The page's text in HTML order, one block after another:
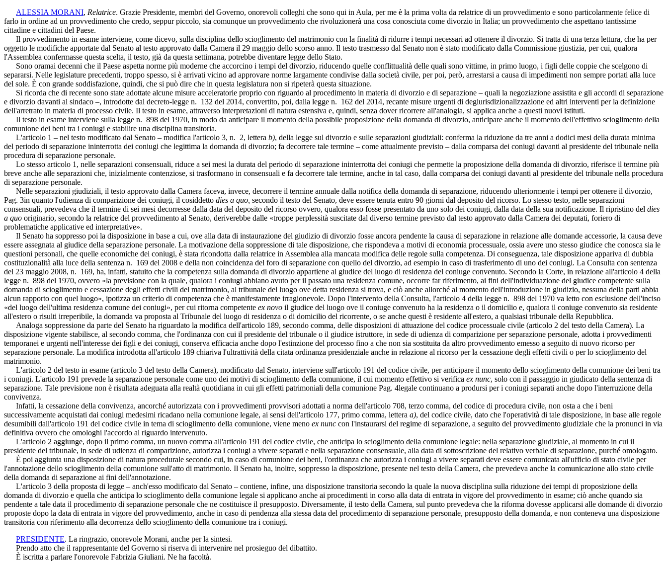
ALESSIA MORANI, Relatrice. Grazie Presidente, membri del Governo, onorevoli colleghi che sono qui in Aula, per me è la prima volta da relatrice di un provvedimento e sono particolarmente felice di
farlo in ordine ad un provvedimento che credo, seppur piccolo, sia comunque un provvedimento che rivoluzionerà una cosa conosciuta come divorzio in Italia; un provvedimento che aspettano tantissime
cittadine e cittadini del Paese.
Il provvedimento in esame interviene, come dicevo, sulla disciplina dello scioglimento del matrimonio con la finalità di ridurre i tempi necessari ad ottenere il divorzio. Si tratta di una terza lettura, che ha per
oggetto le modifiche apportate dal Senato al testo approvato dalla Camera il 29 maggio dello scorso anno. Il testo trasmesso dal Senato non è stato modificato dalla Commissione giustizia, per cui, qualora
l'Assemblea confermasse questa scelta, il testo, già da questa settimana, potrebbe diventare legge dello Stato.
Sono oramai decenni che il Paese aspetta norme più moderne che accorcino i tempi del divorzio, riducendo quelle conflittualità delle quali sono vittime, in primo luogo, i figli delle coppie che scelgono di
separarsi. Nelle legislature precedenti, troppo spesso, si è arrivati vicino ad approvare norme largamente condivise dalla società civile, per poi, però, arrestarsi a causa di impedimenti non sempre portati alla luce
del sole. È con grande soddisfazione, quindi, che si può dire che in questa legislatura non si ripeterà questa situazione.
Si ricorda che di recente sono state adottate alcune misure acceleratorie proprio con riguardo al procedimento in materia di divorzio e di separazione – quali la negoziazione assistita e gli accordi di separazione
e divorzio davanti al sindaco –, introdotte dal decreto-legge n. 132 del 2014, convertito, poi, dalla legge n. 162 del 2014, recante misure urgenti di degiurisdizionalizzazione ed altri interventi per la definizione
dell'arretrato in materia di processo civile. Il testo in esame, attraverso interpretazioni di natura estensiva e, quindi, senza dover ricorrere all'analogia, si applica anche a questi nuovi istituti.
Il testo in esame interviene sulla legge n. 898 del 1970, in modo da anticipare il momento della possibile proposizione della domanda di divorzio, anticipare anche il momento dell'effettivo scioglimento della
comunione dei beni tra i coniugi e stabilire una disciplina transitoria.
L'articolo 1 – nel testo modificato dal Senato – modifica l'articolo 3, n. 2, lettera b), della legge sul divorzio e sulle separazioni giudiziali: conferma la riduzione da tre anni a dodici mesi della durata minima
del periodo di separazione ininterrotta dei coniugi che legittima la domanda di divorzio; fa decorrere tale termine – come attualmente previsto – dalla comparsa dei coniugi davanti al presidente del tribunale nella
procedura di separazione personale.
Lo stesso articolo 1, nelle separazioni consensuali, riduce a sei mesi la durata del periodo di separazione ininterrotta dei coniugi che permette la proposizione della domanda di divorzio, riferisce il termine più
breve anche alle separazioni che, inizialmente contenziose, si trasformano in consensuali e fa decorrere tale termine, anche in tal caso, dalla comparsa dei coniugi davanti al presidente del tribunale nella procedura
di separazione personale.
Nelle separazioni giudiziali, il testo approvato dalla Camera faceva, invece, decorrere il termine annuale dalla notifica della domanda di separazione, riducendo ulteriormente i tempi per ottenere il divorzio,
Pag. 3in quanto l'udienza di comparizione dei coniugi, il cosiddetto dies a quo, secondo il testo del Senato, deve essere tenuta entro 90 giorni dal deposito del ricorso. Lo stesso testo, nelle separazioni
consensuali, prevedeva che il termine di sei mesi decorresse dalla data del deposito del ricorso ovvero, qualora esso fosse presentato da uno solo dei coniugi, dalla data della sua notificazione. Il ripristino del dies
a quo originario, secondo la relatrice del provvedimento al Senato, deriverebbe dalle «troppe perplessità suscitate dal diverso termine previsto dal testo approvato dalla Camera dei deputati, foriero di
problematiche applicative ed interpretative».
Il Senato ha soppresso poi la disposizione in base a cui, ove alla data di instaurazione del giudizio di divorzio fosse ancora pendente la causa di separazione in relazione alle domande accessorie, la causa deve
essere assegnata al giudice della separazione personale. La motivazione della soppressione di tale disposizione, che rispondeva a motivi di economia processuale, ossia avere uno stesso giudice che conosca sia le
questioni personali, che quelle economiche dei coniugi, è stata ricondotta dalla relatrice in Assemblea alla mancata modifica delle regole sulla competenza. Di conseguenza, tale disposizione appariva di dubbia
costituzionalità alla luce della sentenza n. 169 del 2008 e della non coincidenza del foro di separazione con quello del divorzio, ad esempio in caso di trasferimento di uno dei coniugi. La Consulta con sentenza
del 23 maggio 2008, n. 169, ha, infatti, statuito che la competenza sulla domanda di divorzio appartiene al giudice del luogo di residenza del coniuge convenuto. Secondo la Corte, in relazione all'articolo 4 della
legge n. 898 del 1970, ovvero «la previsione con la quale, qualora i coniugi abbiano avuto per il passato una residenza comune, occorre far riferimento, ai fini dell'individuazione del giudice competente sulla
domanda di scioglimento e cessazione degli effetti civili del matrimonio, al tribunale del luogo ove detta residenza si trova, e ciò anche allorché al momento dell'introduzione in giudizio, nessuna della parti abbia
alcun rapporto con quel luogo», ipotizza un criterio di competenza che è manifestamente irragionevole. Dopo l'intervento della Consulta, l'articolo 4 della legge n. 898 del 1970 va letto con esclusione dell'inciso
«del luogo dell'ultima residenza comune dei coniugi», per cui ritorna competente ex novo il giudice del luogo ove il coniuge convenuto ha la residenza o il domicilio e, qualora il coniuge convenuto sia residente
all'estero o risulti irreperibile, la domanda va proposta al Tribunale del luogo di residenza o di domicilio del ricorrente, o se anche questi è residente all'estero, a qualsiasi tribunale della Repubblica.
Analoga soppressione da parte del Senato ha riguardato la modifica dell'articolo 189, secondo comma, delle disposizioni di attuazione del codice processuale civile (articolo 2 del testo della Camera). La
disposizione vigente stabilisce, al secondo comma, che l'ordinanza con cui il presidente del tribunale o il giudice istruttore, in sede di udienza di comparizione per separazione personale, adotta i provvedimenti
temporanei e urgenti nell'interesse dei figli e dei coniugi, conserva efficacia anche dopo l'estinzione del processo fino a che non sia sostituita da altro provvedimento emesso a seguito di nuovo ricorso per
separazione personale. La modifica introdotta all'articolo 189 chiariva l'ultrattività della citata ordinanza presidenziale anche in relazione al ricorso per la cessazione degli effetti civili o per lo scioglimento del
matrimonio.
L'articolo 2 del testo in esame (articolo 3 del testo della Camera), modificato dal Senato, interviene sull'articolo 191 del codice civile, per anticipare il momento dello scioglimento della comunione dei beni tra
i coniugi. L'articolo 191 prevede la separazione personale come uno dei motivi di scioglimento della comunione, il cui momento effettivo si verifica ex nunc, solo con il passaggio in giudicato della sentenza di
separazione. Tale previsione non è risultata adeguata alla realtà quotidiana in cui gli effetti patrimoniali della comunione Pag. 4legale continuano a prodursi per i coniugi separati anche dopo l'interruzione della
convivenza.
Infatti, la cessazione della convivenza, ancorché autorizzata con i provvedimenti provvisori adottati a norma dell'articolo 708, terzo comma, del codice di procedura civile, non osta a che i beni
successivamente acquistati dai coniugi medesimi ricadano nella comunione legale, ai sensi dell'articolo 177, primo comma, lettera a), del codice civile, dato che l'operatività di tale disposizione, in base alle regole
desumibili dall'articolo 191 del codice civile in tema di scioglimento della comunione, viene meno ex nunc con l'instaurarsi del regime di separazione, a seguito del provvedimento giudiziale che la pronunci in via
definitiva ovvero che omologhi l'accordo al riguardo intervenuto.
L'articolo 2 aggiunge, dopo il primo comma, un nuovo comma all'articolo 191 del codice civile, che anticipa lo scioglimento della comunione legale: nella separazione giudiziale, al momento in cui il
presidente del tribunale, in sede di udienza di comparizione, autorizza i coniugi a vivere separati e nella separazione consensuale, alla data di sottoscrizione del relativo verbale di separazione, purché omologato.
È poi aggiunta una disposizione di natura procedurale secondo cui, in caso di comunione dei beni, l'ordinanza che autorizza i coniugi a vivere separati deve essere comunicata all'ufficio di stato civile per
l'annotazione dello scioglimento della comunione sull'atto di matrimonio. Il Senato ha, inoltre, soppresso la disposizione, presente nel testo della Camera, che prevedeva anche la comunicazione allo stato civile
della domanda di separazione ai fini dell'annotazione.
L'articolo 3 della proposta di legge – anch'esso modificato dal Senato – contiene, infine, una disposizione transitoria secondo la quale la nuova disciplina sulla riduzione dei tempi di proposizione della
domanda di divorzio e quella che anticipa lo scioglimento della comunione legale si applicano anche ai procedimenti in corso alla data di entrata in vigore del provvedimento in esame; ciò anche quando sia
pendente a tale data il procedimento di separazione personale che ne costituisce il presupposto. Diversamente, il testo della Camera, sul punto prevedeva che la riforma dovesse applicarsi alle domande di divorzio
proposte dopo la data di entrata in vigore del provvedimento, anche in caso di pendenza alla stessa data del procedimento di separazione personale, presupposto della domanda, e non conteneva una disposizione
transitoria con riferimento alla decorrenza dello scioglimento della comunione tra i coniugi.
PRESIDENTE. La ringrazio, onorevole Morani, anche per la sintesi.
Prendo atto che il rappresentante del Governo si riserva di intervenire nel prosieguo del dibattito.
È iscritta a parlare l'onorevole Fabrizia Giuliani. Ne ha facoltà.